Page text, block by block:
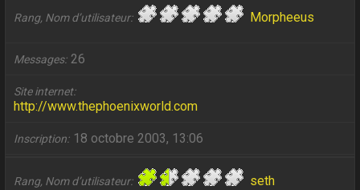
Rang, Nom d’utilisateur Morpheeus
Messages 26
Site internet
http://www.thephoenixworld.com
Inscription 18 octobre 2003, 13:06
Rang, Nom d’utilisateur seth